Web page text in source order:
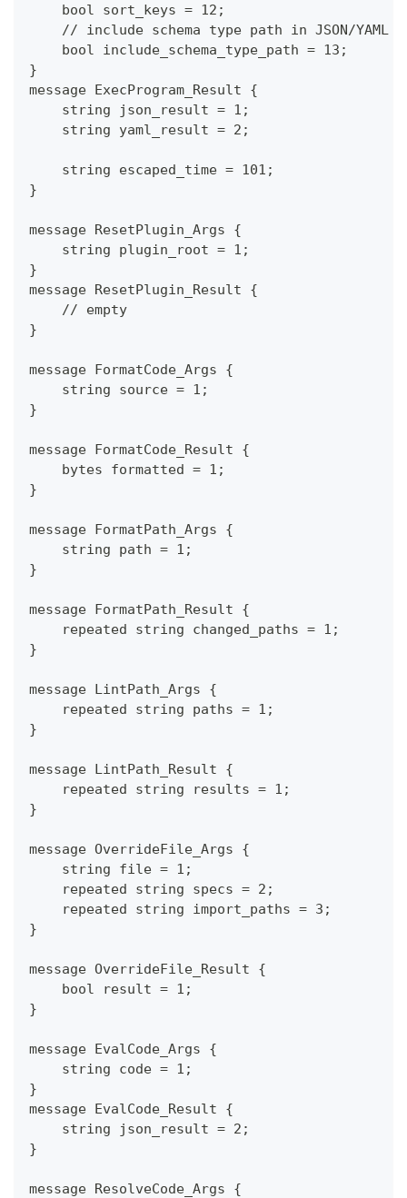
    bool sort_keys = 12;
// include schema type path in JSON/YAML
    bool include_schema_type_path = 13;
}
message ExecProgram_Result {
    string json_result = 1;
    string yaml_result = 2;
    string escaped_time = 101;
}
message ResetPlugin_Args {
    string plugin_root = 1;
}
message ResetPlugin_Result {
    // empty
}
message FormatCode_Args {
    string source = 1;
}
message FormatCode_Result {
    bytes formatted = 1;
}
message FormatPath_Args {
    string path = 1;
}
message FormatPath_Result {
    repeated string changed_paths = 1;
}
message LintPath_Args {
    repeated string paths = 1;
}
message LintPath_Result {
    repeated string results = 1;
}
message OverrideFile_Args {
    string file = 1;
    repeated string specs = 2;
    repeated string import_paths = 3;
}
message OverrideFile_Result {
    bool result = 1;
}
message EvalCode_Args {
    string code = 1;
}
message EvalCode_Result {
    string json_result = 2;
}
message ResolveCode_Args {